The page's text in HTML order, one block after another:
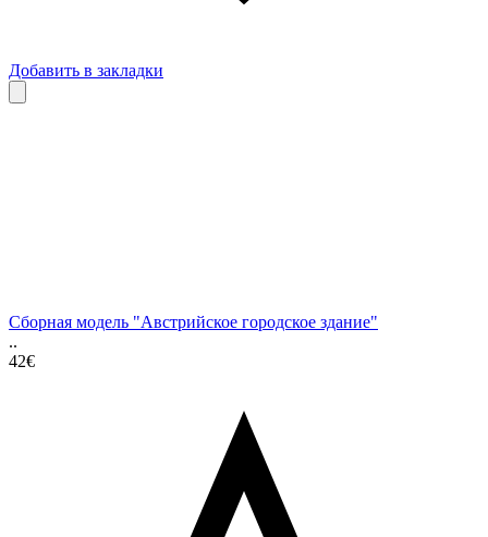
Добавить в закладки
Сборная модель "Австрийское городское здание"
..
42€